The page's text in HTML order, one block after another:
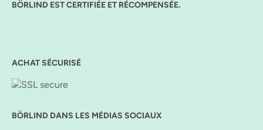
BÖRLIND EST CERTIFIÉE ET RÉCOMPENSÉE.
ACHAT SÉCURISÉ
BÖRLIND DANS LES MÉDIAS SOCIAUX